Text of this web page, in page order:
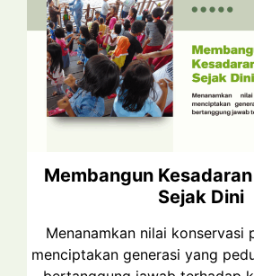
Membangun
Sejak Dini
Menanamkan nilai konservasi
menciptakan generasi yang